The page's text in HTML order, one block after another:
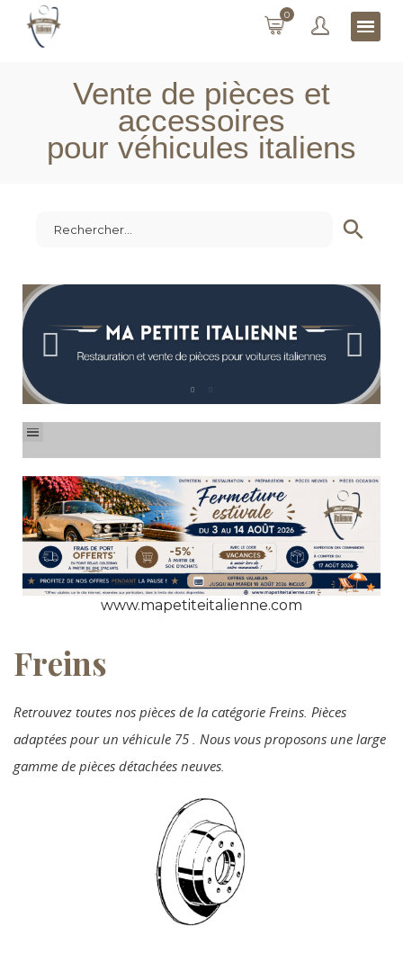
0
Vente de pièces et
accessoires
pour véhicules italiens
www.mapetiteitalienne.com
Freins
Retrouvez toutes nos pièces de la catégorie Freins. Pièces
adaptées pour un véhicule 75 . Nous vous proposons une large
gamme de pièces détachées neuves.